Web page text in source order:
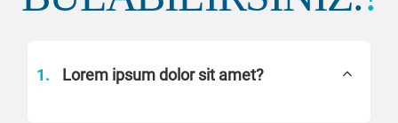
1. Lorem ipsum dolor sit amet?